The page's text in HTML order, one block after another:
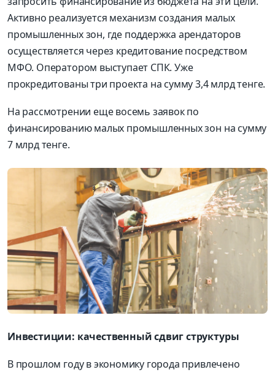
Активно реализуется механизм создания малых
промышленных зон, где поддержка арендаторов
осуществляется через кредитование посредством
МФО. Оператором выступает СПК. Уже
прокредитованы три проекта на сумму 3,4 млрд тенге.
На рассмотрении еще восемь заявок по
финансированию малых промышленных зон на сумму
7 млрд тенге.
Инвестиции: качественный сдвиг структуры
В прошлом году в экономику города привлечено